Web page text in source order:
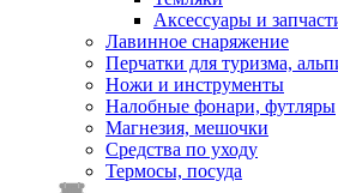
Аксессуары и
Лавинное снаряжение
Перчатки для туризма,
Ножи и инструменты
Налобные фонари, футляры
Магнезия, мешочки
Средства по уходу
Термосы, посуда